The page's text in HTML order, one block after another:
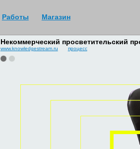
Работы Магазин
Некоммерческий просветительский
www.knowledgestream.ru процесс